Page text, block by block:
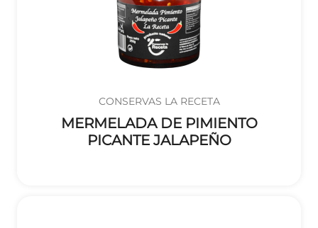
CONSERVAS LA RECETA
MERMELADA DE PIMIENTO
PICANTE JALAPEÑO